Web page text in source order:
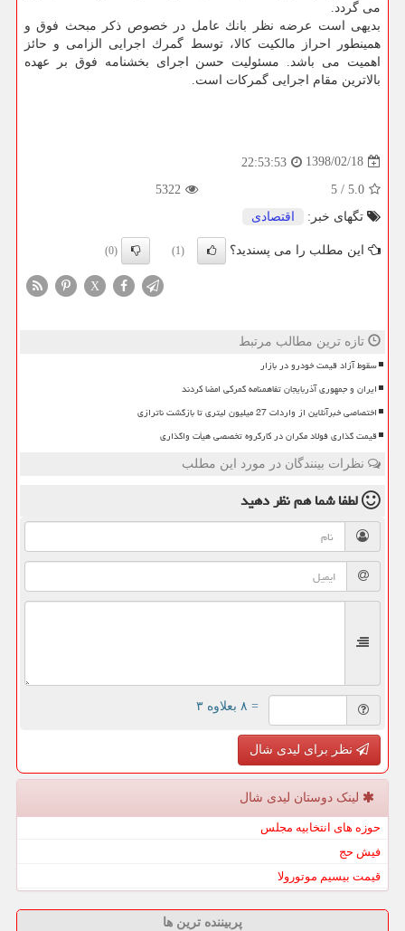
می گردد.
بدیهی است عرضه نظر بانك عامل در خصوص ذكر مبحث فوق و
همینطور احراز مالكیت كالا، توسط گمرك اجرایی الزامی و حائز
اهمیت می باشد. مسئولیت حسن اجرای بخشنامه فوق بر عهده
بالاترین مقام اجرایی گمركات است.
1398/02/18
22:53:53
5.0
/
5
5322
تگهای خبر:
اقتصادی
این مطلب را می پسندید؟ (1)
(0)
X
تازه ترین مطالب مرتبط
سقوط آزاد قیمت خودرو در بازار
ایران و جمهوری آذربایجان تفاهمنامه گمرکی امضا کردند
اختصاصی خبرآنلاین از واردات 27 میلیون لیتری تا بازگشت ناترازی
قیمت گذاری فولاد مکران در کارگروه تخصصی هیأت واگذاری
نظرات بینندگان در مورد این مطلب
لطفا شما همنظر دهید
= ۸ بعلاوه ۳
نظر برای لیدی شال
لینک دوستان لیدی شال
حوزه های انتخابیه مجلس
فیش حج
قیمت بیسیم موتورولا
پربیننده ترین ها